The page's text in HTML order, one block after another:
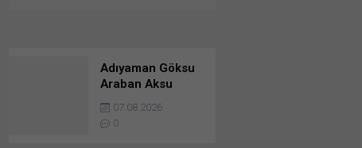
Adıyaman Göksu
Araban Aksu
Regülatörü Ve
Besni-Keysun-
Kizilin Ana İletim
07.08.2026
0